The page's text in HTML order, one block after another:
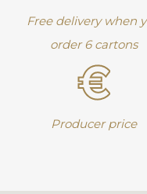
Free delivery when
order 6 cartons
Producer price